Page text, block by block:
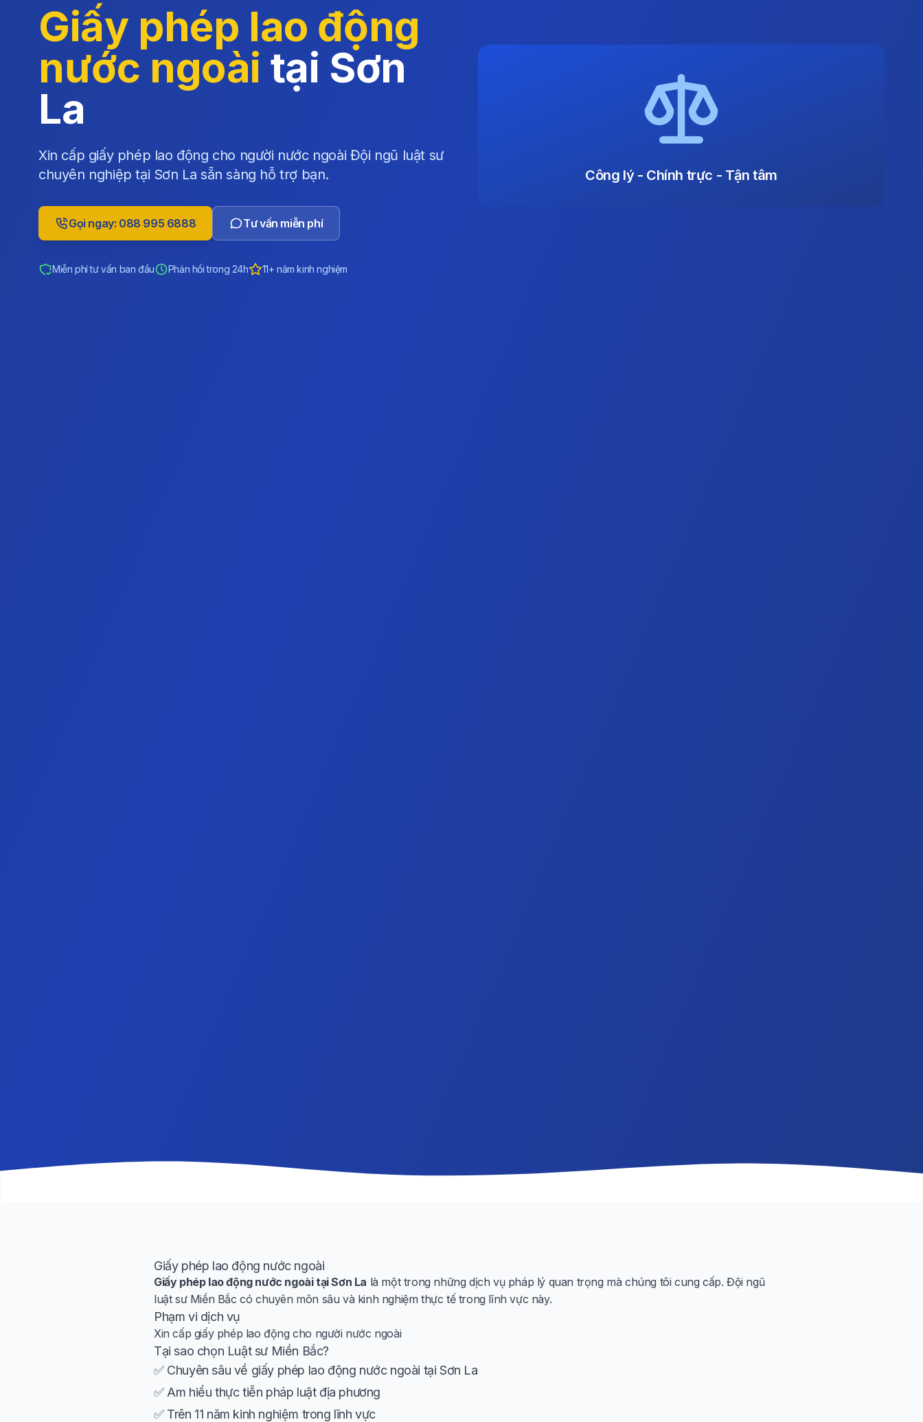
Giấy phép lao động
nước ngoài tại Sơn
La
Xin cấp giấy phép lao động cho người nước ngoài Đội ngũ luật sư
chuyên nghiệp tại Sơn La sẵn sàng hỗ trợ bạn.
Gọi ngay: 088 995 6888 Tư vấn miễn phí
Miễn phí tư vấn ban đầu Phản hồi trong 24h 11+ năm kinh nghiệm
Công lý - Chính trực - Tận tâm
Giấy phép lao động nước ngoài
Giấy phép lao động nước ngoài tại Sơn La là một trong những dịch vụ pháp lý quan trọng mà chúng tôi cung cấp. Đội ngũ
luật sư Miền Bắc có chuyên môn sâu và kinh nghiệm thực tế trong lĩnh vực này.
Phạm vi dịch vụ
Xin cấp giấy phép lao động cho người nước ngoài
Tại sao chọn Luật sư Miền Bắc?
✅ Chuyên sâu về giấy phép lao động nước ngoài tại Sơn La
✅ Am hiểu thực tiễn pháp luật địa phương
✅ Trên 11 năm kinh nghiệm trong lĩnh vực